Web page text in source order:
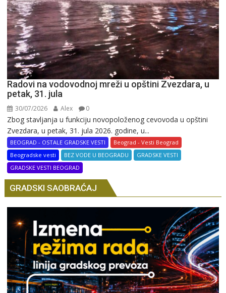
Radovi na vodovodnoj mreži u opštini Zvezdara, u
petak, 31. jula
30/07/2026 Alex 0
Zbog stavljanja u funkciju novopoloženog cevovoda u opštini
Zvezdara, u petak, 31. jula 2026. godine, u...
BEOGRAD - OSTALE GRADSKE VESTI
Beograd - Vesti Beograd
Beogradske vesti
BEZ VODE U BEOGRADU
GRADSKE VESTI
GRADSKE VESTI BEOGRAD
GRADSKI SAOBRAĆAJ